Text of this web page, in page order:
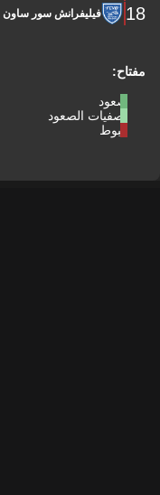
مفتاح:
صعود
تصفيات الصعود
هبوط
18 فيليفرانش سور ساون